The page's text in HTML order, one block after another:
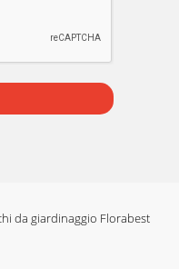
ce produit béné-
à comp-ter de la date
da giardinaggio Florabest